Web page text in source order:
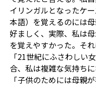
イリンガルとなったケ
本語）を覚えるのには
好ましく、実際、私は
を覚えやすかった。そ
「21世紀にふさわしい
合、私は複雑な気持ち
「子供のためには母親